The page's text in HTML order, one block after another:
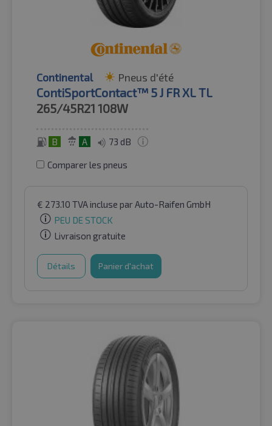
Continental Pneus d'été
ContiSportContact™ 5 J FR XL TL
265/45R21 108W
B A 73 dB
Comparer les pneus
€ 273.10 TVA incluse par Auto-Raifen GmbH
PEU DE STOCK
Livraison gratuite
Détails Panier d'achat